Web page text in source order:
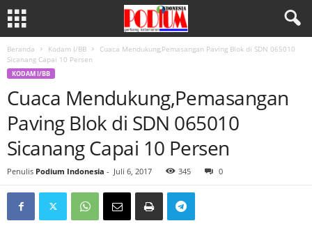
Beranda Kodam I/BB
Cuaca Mendukung,Pemasangan Paving Blok di SDN 065010
Sicanang Capai 10 Persen
KODAM I/BB
Cuaca Mendukung,Pemasangan
Paving Blok di SDN 065010
Sicanang Capai 10 Persen
Penulis Podium Indonesia - Juli 6, 2017 345 0